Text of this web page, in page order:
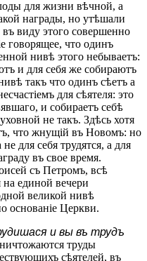
для жизни вѣчной, а
награды, но утѣшали
виду этого совершенно
говорящее, что одинъ
нивѣ этого небываетъ:
и для себя же собираютъ
такъ что одинъ сѣетъ а
для сѣятеля: это
и собираетъ себѣ
не такъ. Здѣсь хотя
что жнущій въ Новомъ: но
для себя трудятся, а для
въ свое время.
съ Петромъ, всѣ
единой вечери
великой нивѣ
основаніе Церкви.
и вы въ трудъ
труды
сѣятелей, въ